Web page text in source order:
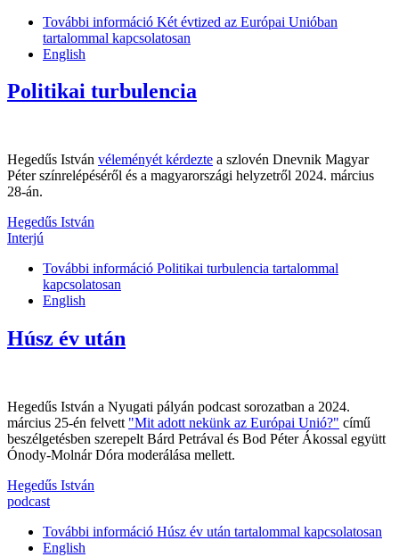
További információ Két évtized az Európai Unióban
tartalommal kapcsolatosan
English
Politikai turbulencia
Hegedűs István véleményét kérdezte a szlovén Dnevnik Magyar
Péter színrelépéséről és a magyarországi helyzetről 2024. március
28-án.
Hegedűs István
Interjú
További információ Politikai turbulencia tartalommal
kapcsolatosan
English
Húsz év után
Hegedűs István a Nyugati pályán podcast sorozatban a 2024.
március 25-én felvett "Mit adott nekünk az Európai Unió?" című
beszélgetésben szerepelt Bárd Petrával és Bod Péter Ákossal együtt
Ónody-Molnár Dóra moderálása mellett.
Hegedűs István
podcast
További információ Húsz év után tartalommal kapcsolatosan
English